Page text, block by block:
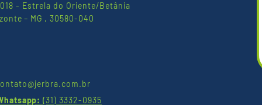
- Estrela do Oriente/Betânia
– MG , 30580-040
(31) 3332-0935